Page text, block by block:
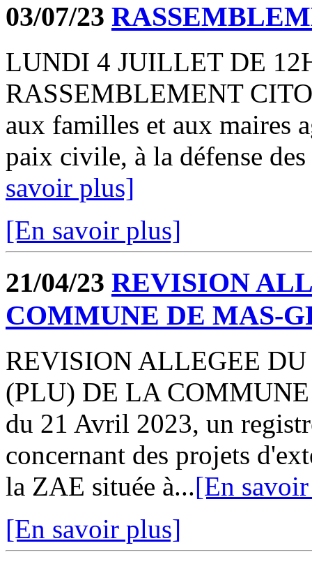
03/07/23
LUNDI 4 JUILLET DE
RASSEMBLEMENT
aux familles et aux maires
paix civile, à la défense
savoir plus]
[En savoir plus]
21/04/23 REVISION
COMMUNE DE MAS-
REVISION ALLEGEE
(PLU) DE LA
du 21 Avril 2023, un
concernant des projets
la ZAE située à...[En
[En savoir plus]